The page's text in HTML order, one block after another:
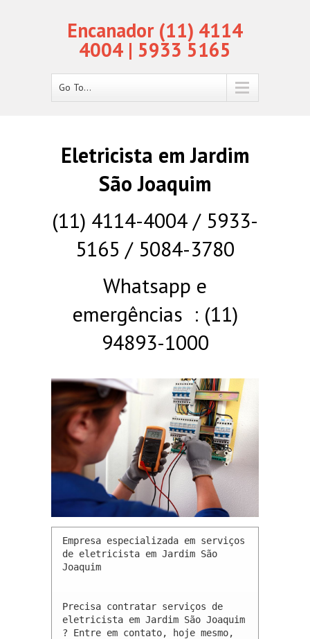
Encanador (11) 4114
4004 | 5933 5165
Go To...
Eletricista em Jardim
São Joaquim
(11) 4114-4004 / 5933-
5165 / 5084-3780
Whatsapp e
emergências : (11)
94893-1000
Empresa especializada em serviços
de eletricista em Jardim São
Joaquim
Precisa contratar serviços de
eletricista em Jardim São Joaquim
? Entre em contato, hoje mesmo,